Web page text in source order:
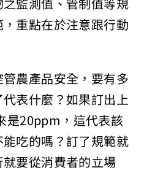
重點在於注意跟行動
農產品安全，要有多
表什麼？如果訂出上
20ppm，這代表該
吃的嗎？訂了規範就
要從消費者的立場